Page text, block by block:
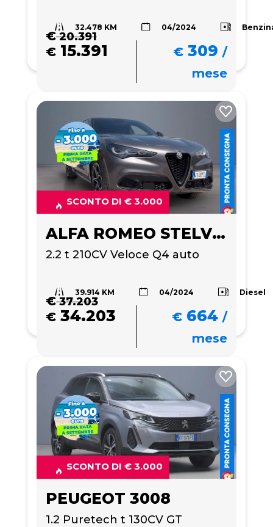
32.478 KM 04/2024
€20.391
€ 15.391 € 309 /
mese
SCONTO DI € 3.000
ALFA ROMEO STELVIO
2.2 t 210CV Veloce Q4 auto
39.914 KM 04/2024 Diesel
€37.203
€ 34.203 € 664 /
mese
SCONTO DI € 3.000
PEUGEOT 3008
1.2 Puretech t 130CV GT